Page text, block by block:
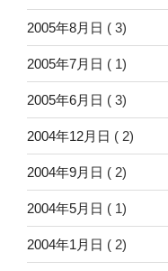
2005年8月日 ( 3)
2005年7月日 ( 1)
2005年6月日 ( 3)
2004年12月日 ( 2)
2004年9月日 ( 2)
2004年5月日 ( 1)
2004年1月日 ( 2)